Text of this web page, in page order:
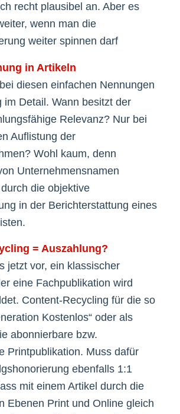
recht plausibel an. Aber es
wenn man die
weiter spinnen darf
in Artikeln
diesen einfachen Nennungen
im Detail. Wann besitzt der
Relevanz? Nur bei
Auflistung der
Wohl kaum, denn
Unternehmensnamen
die objektive
in der Berichterstattung eines
= Auszahlung?
jetzt vor, ein klassischer
eine Fachpublikation wird
Content-Recycling für die so
Kostenlos“ oder als
abonnierbare bzw.
Printpublikation. Muss dafür
ebenfalls 1:1
mit einem Artikel durch die
Ebenen Print und Online gleich